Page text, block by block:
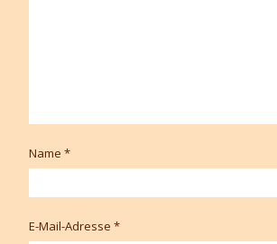
Name *
E-Mail-Adresse *